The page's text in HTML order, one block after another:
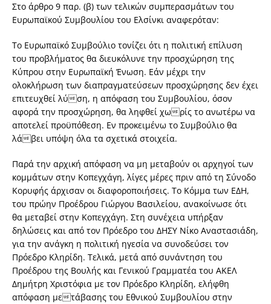
Στο άρθρο 9 παρ. (β) των τελικών συμπερασμάτων του
Ευρωπαϊκού Συμβουλίου του Ελσίνκι αναφερόταν:
Το Ευρωπαϊκό Συμβούλιο τονίζει ότι η πολιτική επίλυση
του προβλήματος θα διευκόλυνε την προσχώρηση της
Κύπρου στην Ευρωπαϊκή Ένωση. Εάν μέχρι την
ολοκλήρωση των διαπραγματεύσεων προσχώρησης δεν έχει
επιτευχθεί λύση, η απόφαση του Συμβουλίου, όσον
αφορά την προσχώρηση, θα ληφθεί χωρίς το ανωτέρω να
αποτελεί προϋπόθεση. Εν προκειμένω το Συμβούλιο θα
λάβει υπόψη όλα τα σχετικά στοιχεία.
Παρά την αρχική απόφαση να μη μεταβούν οι αρχηγοί των
κομμάτων στην Κοπεγχάγη, λίγες μέρες πριν από τη Σύνοδο
Κορυφής άρχισαν οι διαφοροποιήσεις. Το Κόμμα των ΕΔΗ,
του πρώην Προέδρου Γιώργου Βασιλείου, ανακοίνωσε ότι
θα μεταβεί στην Κοπεγχάγη. Στη συνέχεια υπήρξαν
δηλώσεις και από τον Πρόεδρο του ΔΗΣΥ Νίκο Αναστασιάδη,
για την ανάγκη η πολιτική ηγεσία να συνοδεύσει τον
Πρόεδρο Κληρίδη. Τελικά, μετά από συνάντηση του
Προέδρου της Βουλής και Γενικού Γραμματέα του ΑΚΕΛ
Δημήτρη Χριστόφια με τον Πρόεδρο Κληρίδη, ελήφθη
απόφαση μετάβασης του Εθνικού Συμβουλίου στην